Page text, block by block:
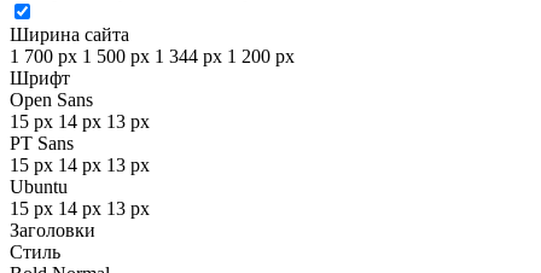
Ширина сайта
1 700 px 1 500 px 1 344 px 1 200 px
Шрифт
Open Sans
15 px 14 px 13 px
PT Sans
15 px 14 px 13 px
Ubuntu
15 px 14 px 13 px
Заголовки
Стиль